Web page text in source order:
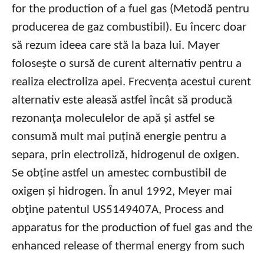
for the production of a fuel gas (Metodă pentru
producerea de gaz combustibil). Eu încerc doar
să rezum ideea care stă la baza lui. Mayer
folosește o sursă de curent alternativ pentru a
realiza electroliza apei. Frecvența acestui curent
alternativ este aleasă astfel încât să producă
rezonanța moleculelor de apă și astfel se
consumă mult mai puțină energie pentru a
separa, prin electroliză, hidrogenul de oxigen.
Se obține astfel un amestec combustibil de
oxigen și hidrogen. În anul 1992, Meyer mai
obţine patentul US5149407A, Process and
apparatus for the production of fuel gas and the
enhanced release of thermal energy from such